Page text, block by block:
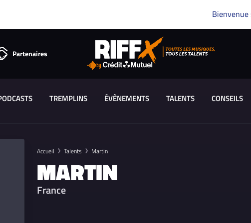
Bienvenue
Partenaires
TREMPLINS ÉVÈNEMENTS TALENTS CONSEILS
Accueil Talents Martin
MARTIN
France